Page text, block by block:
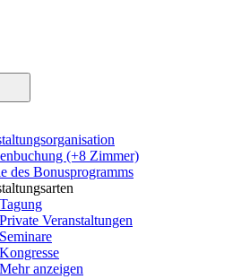
(+8 Zimmer)
des Bonusprogramms
Tagung
Private Veranstaltungen
Seminare
Kongresse
Mehr anzeigen